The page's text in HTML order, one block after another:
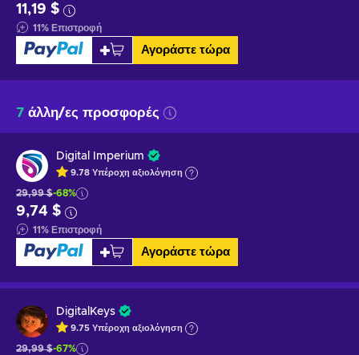
11,19 $
11% Επιστροφή
Αγοράστε τώρα
7 άλλη/ες προσφορές
Digital Imperium
9.78 Υπέροχη αξιολόγηση
29,99 $-68%
9,74 $
11% Επιστροφή
Αγοράστε τώρα
DigitalKeys
9.75 Υπέροχη αξιολόγηση
29,99 $-67%